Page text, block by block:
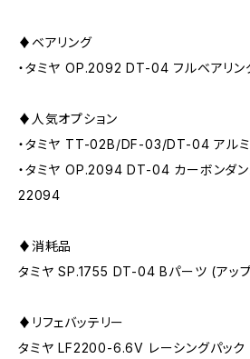
♦︎ベアリング
・タミヤ OP.2092 DT-04 フルベアリン
♦︎人気オプション
・タミヤ TT-02B/DF-03/DT-04 アル
・タミヤ OP.2094 DT-04 カーボンダン
22094
♦︎消耗品
タミヤ SP.1755 DT-04 Bパーツ (アッ
♦︎リフェバッテリー
タミヤ LF2200-6.6V レーシングパッ